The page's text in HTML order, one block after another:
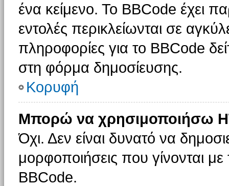
ένα κείμενο. Το BBCode έχει
εντολές περικλείωνται σε
πληροφορίες για το BBCode
στη φόρμα δημοσίευσης.
Κορυφή
Μπορώ να χρησιμοποιήσω
Όχι. Δεν είναι δυνατό να
μορφοποιήσεις που γίνονται
BBCode.